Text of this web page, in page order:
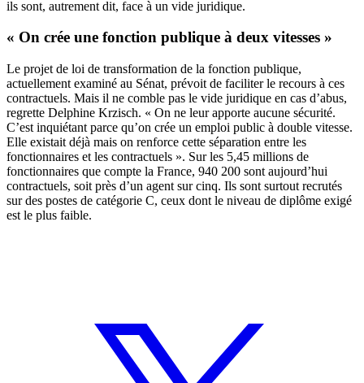
ils sont, autrement dit, face à un vide juridique.
« On crée une fonction publique à deux vitesses »
Le projet de loi de transformation de la fonction publique,
actuellement examiné au Sénat, prévoit de faciliter le recours à ces
contractuels. Mais il ne comble pas le vide juridique en cas d’abus,
regrette Delphine Krzisch. « On ne leur apporte aucune sécurité.
C’est inquiétant parce qu’on crée un emploi public à double vitesse.
Elle existait déjà mais on renforce cette séparation entre les
fonctionnaires et les contractuels ». Sur les 5,45 millions de
fonctionnaires que compte la France, 940 200 sont aujourd’hui
contractuels, soit près d’un agent sur cinq. Ils sont surtout recrutés
sur des postes de catégorie C, ceux dont le niveau de diplôme exigé
est le plus faible.